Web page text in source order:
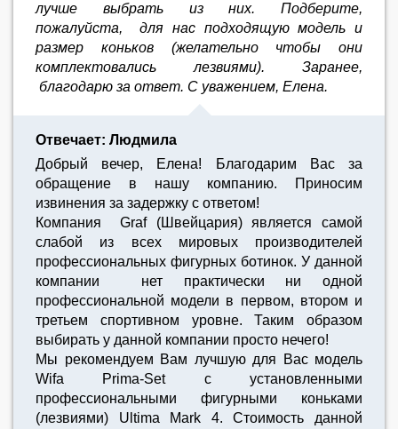
лучше выбрать из них. Подберите,
пожалуйста, для нас подходящую модель и
размер коньков (желательно чтобы они
комплектовались лезвиями). Заранее,
благодарю за ответ. С уважением, Елена.
Отвечает: Людмила
Добрый вечер, Елена! Благодарим Вас за
обращение в нашу компанию. Приносим
извинения за задержку с ответом!
Компания Graf (Швейцария) является самой
слабой из всех мировых производителей
профессиональных фигурных ботинок. У данной
компании нет практически ни одной
профессиональной модели в первом, втором и
третьем спортивном уровне. Таким образом
выбирать у данной компании просто нечего!
Мы рекомендуем Вам лучшую для Вас модель
Wifa Prima-Set с установленными
профессиональными фигурными коньками
(лезвиями) Ultima Mark 4. Стоимость данной